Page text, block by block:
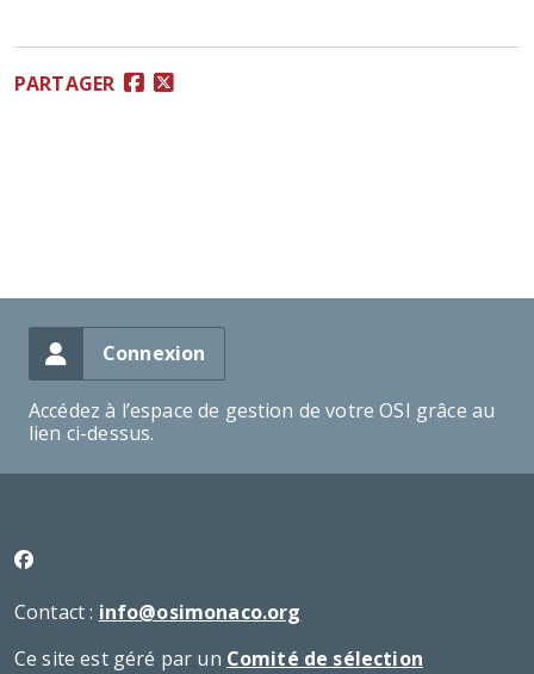
PARTAGER
Connexion
Accédez à l’espace de gestion de votre OSI grâce au
lien ci-dessus.
Contact : info@osimonaco.org
Ce site est géré par un Comité de sélection